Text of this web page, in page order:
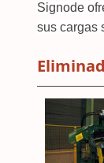
Signode
sus cargas